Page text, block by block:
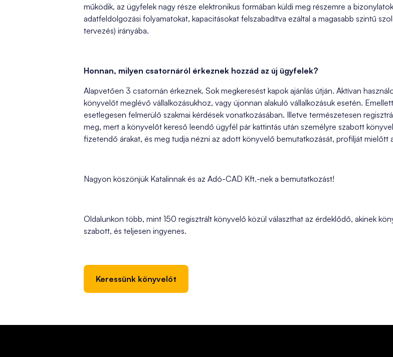
működik, az ügyfelek nagy része elektronikus formában küldi meg részemre a
adatfeldolgozási folyamatokat, kapacitásokat felszabadítva ezáltal a magasabb szintű
tervezés) irányába.
Honnan, milyen csatornáról érkeznek hozzád az új ügyfelek?
Alapvetően 3 csatornán érkeznek. Sok megkeresést kapok ajánlás útján. Aktívan
könyvelőt meglévő vállalkozásukhoz, vagy újonnan alakuló vállalkozásuk esetén.
esetlegesen felmerülő szakmai kérdések vonatkozásában. Illetve természetesen
meg, mert a könyvelőt kereső leendő ügyfél pár kattintás után személyre szabott
fizetendő árakat, és meg tudja nézni az adott könyvelő bemutatkozását, profilját mielőtt
Nagyon köszönjük Katalinnak és az Adó-CAD Kft.-nek a bemutatkozást!
Oldalunkon több, mint 150 regisztrált könyvelő közül választhat az érdeklődő, akinek
szabott, és teljesen ingyenes.
Keressünk könyvelőt